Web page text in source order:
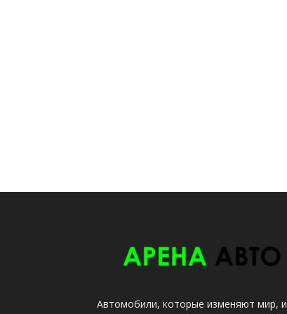
Автомобили, которые изменяют мир, и